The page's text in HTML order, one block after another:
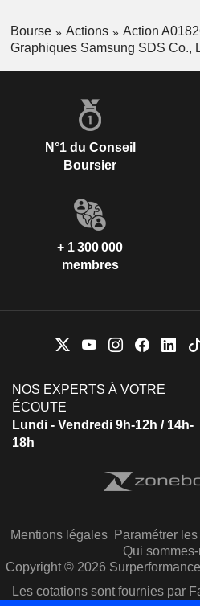
Bourse Actions
Action
Graphiques Samsung SDS Co.,
N°1 du Conseil
Boursier
+ 1 300 000
membres
NOS EXPERTS À VOTRE
ÉCOUTE
Lundi - Vendredi 9h-12h / 14h-
18h
Mentions légales Paramétrer
Qui
Copyright © 2026
Les cotations sont fournies par